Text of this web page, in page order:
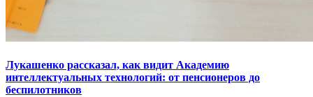
Лукашенко рассказал, как видит Академию
интеллектуальных технологий: от пенсионеров до
беспилотников